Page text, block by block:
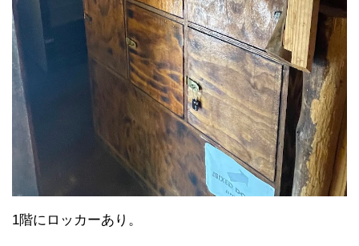
1階にロッカーあり。